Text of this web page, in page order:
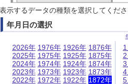
示するデータの種類を選択してくだ
年月日の選択
2026年
2025年
2024年
2023年
2022年
1976年
1975年
1974年
1973年
1972年
1926年
1925年
1924年
1923年
1922年
1876年
1875年
1874年
1873年
1872年